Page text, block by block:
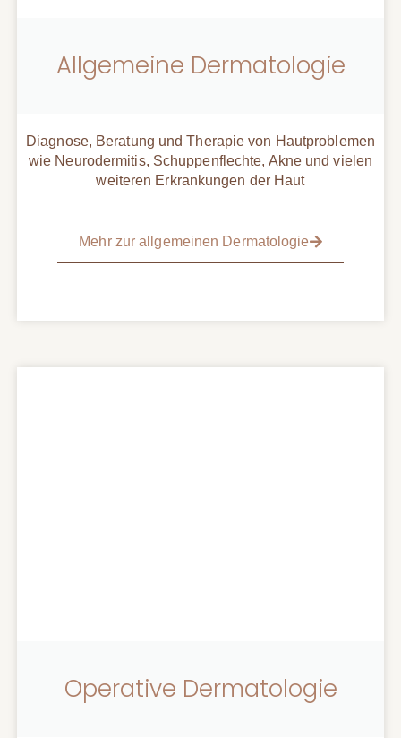
Allgemeine Dermatologie
Diagnose, Beratung und Therapie von Hautproblemen
wie Neurodermitis, Schuppenflechte, Akne und vielen
weiteren Erkrankungen der Haut
Mehr zur allgemeinen Dermatologie
Operative Dermatologie